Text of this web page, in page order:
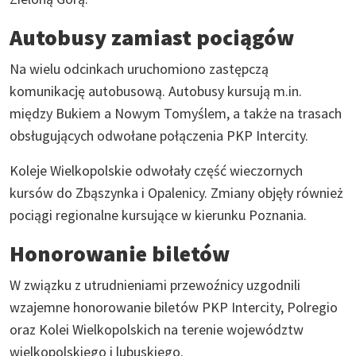
Autobusy zamiast pociągów
Na wielu odcinkach uruchomiono zastępczą
komunikację autobusową. Autobusy kursują m.in.
między Bukiem a Nowym Tomyślem, a także na trasach
obsługujących odwołane połączenia PKP Intercity.
Koleje Wielkopolskie odwołały część wieczornych
kursów do Zbąszynka i Opalenicy. Zmiany objęły również
pociągi regionalne kursujące w kierunku Poznania.
Honorowanie biletów
W związku z utrudnieniami przewoźnicy uzgodnili
wzajemne honorowanie biletów PKP Intercity, Polregio
oraz Kolei Wielkopolskich na terenie województw
wielkopolskiego i lubuskiego.